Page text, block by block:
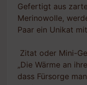
Gefertigt aus
Merinowolle,
Paar ein Unikat
Zitat oder Mini-
„Die Wärme an
dass Fürsorge